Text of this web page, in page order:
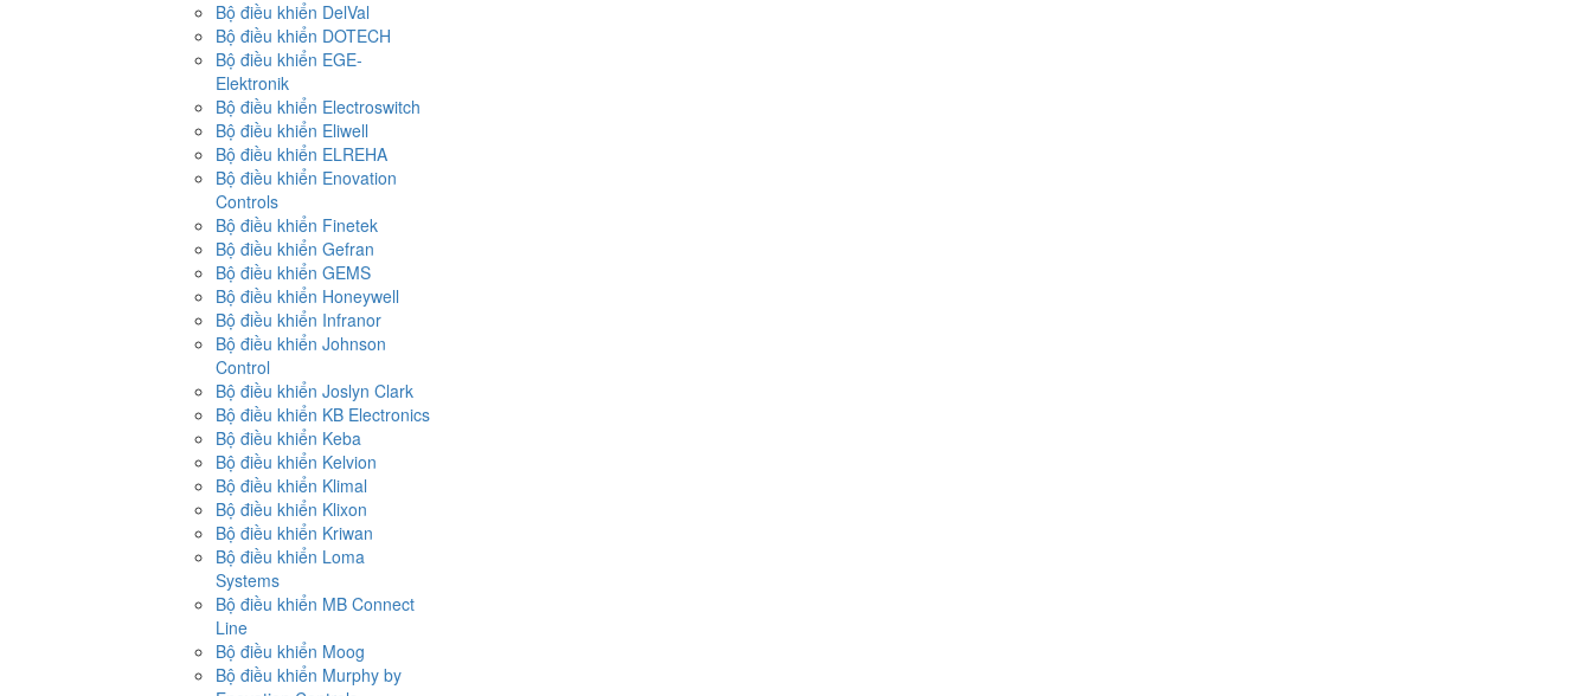
Bộ điều khiển DelVal
Bộ điều khiển DOTECH
Bộ điều khiển EGE-
Elektronik
Bộ điều khiển Electroswitch
Bộ điều khiển Eliwell
Bộ điều khiển ELREHA
Bộ điều khiển Enovation
Controls
Bộ điều khiển Finetek
Bộ điều khiển Gefran
Bộ điều khiển GEMS
Bộ điều khiển Honeywell
Bộ điều khiển Infranor
Bộ điều khiển Johnson
Control
Bộ điều khiển Joslyn Clark
Bộ điều khiển KB Electronics
Bộ điều khiển Keba
Bộ điều khiển Kelvion
Bộ điều khiển Klimal
Bộ điều khiển Klixon
Bộ điều khiển Kriwan
Bộ điều khiển Loma
Systems
Bộ điều khiển MB Connect
Line
Bộ điều khiển Moog
Bộ điều khiển Murphy by